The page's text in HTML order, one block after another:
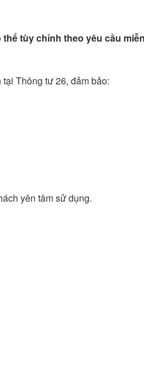
tùy chỉnh theo yêu cầu
Thông tư 26, đảm bảo:
yên tâm sử dụng.